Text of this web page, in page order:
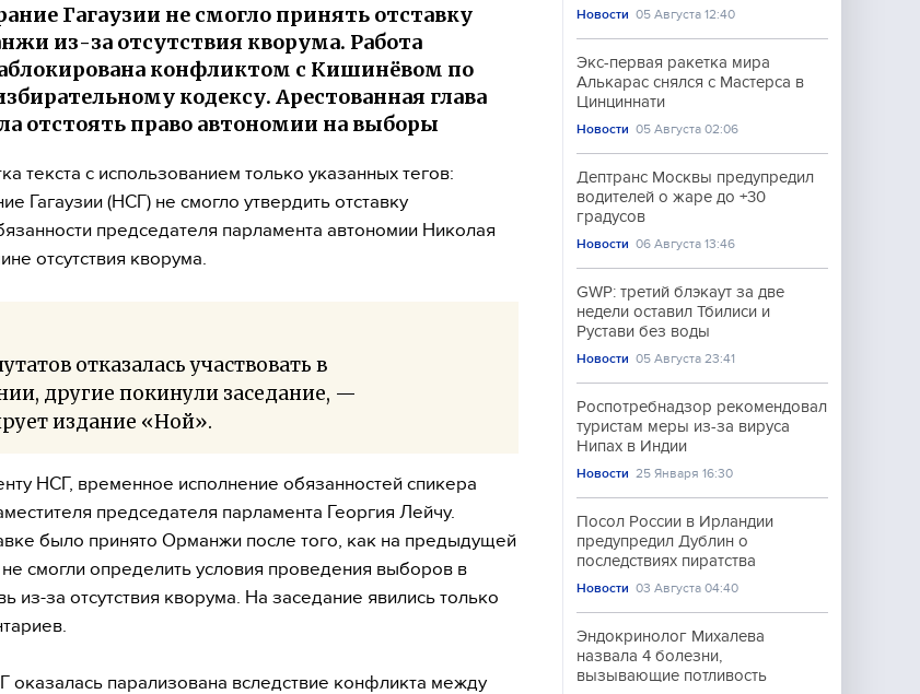
Гагаузии не смогло принять отставку
из-за отсутствия кворума. Работа
конфликтом с Кишинёвом по
кодексу. Арестованная глава
отстоять право автономии на выборы
текста с использованием только указанных тегов:
Гагаузии (НСГ) не смогло утвердить отставку
председателя парламента автономии Николая
отсутствия кворума.
отказалась участвовать в
другие покинули заседание, —
издание «Ной».
НСГ, временное исполнение обязанностей спикера
председателя парламента Георгия Лейчу.
было принято Орманжи после того, как на предыдущей
смогли определить условия проведения выборов в
из-за отсутствия кворума. На заседание явились только
оказалась парализована вследствие конфликта между
Новости 05 Августа 12:40
Экс-первая ракетка мира
Алькарас снялся с Мастерса в
Цинциннати
Новости 05 Августа 02:06
Дептранс Москвы предупредил
водителей о жаре до +30
градусов
Новости 06 Августа 13:46
GWP: третий блэкаут за две
недели оставил Тбилиси и
Рустави без воды
Новости 05 Августа 23:41
Роспотребнадзор рекомендовал
туристам меры из-за вируса
Нипах в Индии
Новости 25 Января 16:30
Посол России в Ирландии
предупредил Дублин о
последствиях пиратства
Новости 03 Августа 04:40
Эндокринолог Михалева
назвала 4 болезни,
вызывающие потливость